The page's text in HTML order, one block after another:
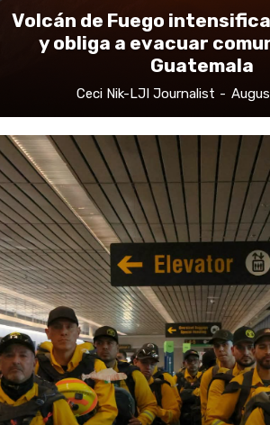
Volcán de Fuego
y obliga a evacuar